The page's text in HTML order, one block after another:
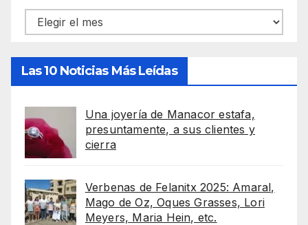
Archivos
Las 10 Noticias Más Leídas
Una joyería de Manacor estafa,
presuntamente, a sus clientes y
cierra
Verbenas de Felanitx 2025: Amaral,
Mago de Oz, Oques Grasses, Lori
Meyers, Maria Hein, etc.